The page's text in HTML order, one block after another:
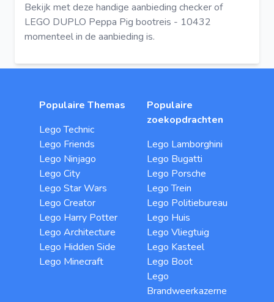
Bekijk met deze handige aanbieding checkerof
LEGO DUPLO Peppa Pig bootreis - 10432
momenteel in de aanbieding is.
Populaire Themas
Lego Technic
Lego Friends
Lego Ninjago
Lego City
Lego Star Wars
Lego Creator
Lego Harry Potter
Lego Architecture
Lego Hidden Side
Lego Minecraft
Populaire
zoekopdrachten
Lego Lamborghini
Lego Bugatti
Lego Porsche
Lego Trein
Lego Politiebureau
Lego Huis
Lego Vliegtuig
Lego Kasteel
Lego Boot
Lego
Brandweerkazerne